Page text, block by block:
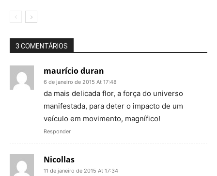
3 COMENTÁRIOS
maurício duran
6 de janeiro de 2015 At 17:48
da mais delicada flor, a força do universo
manifestada, para deter o impacto de um
veículo em movimento, magnífico!
Responder
Nicollas
11 de janeiro de 2015 At 17:34